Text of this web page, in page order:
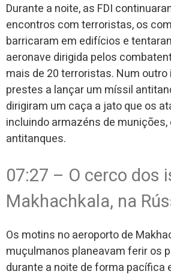
Durante a noite, as FDI
encontros com terroristas, os
barricaram em edifícios e
aeronave dirigida pelos
mais de 20 terroristas. Num
prestes a lançar um míssil
dirigiram um caça a jato que os
incluindo armazéns de
antitanques.
07:27 – O cerco dos
Makhachkala, na
Os motins no aeroporto de
muçulmanos planeavam ferir os
durante a noite de forma pacífica